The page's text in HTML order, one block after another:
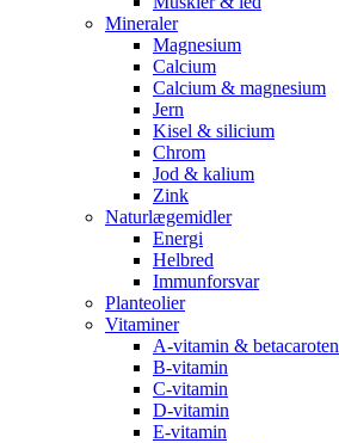
Mineraler
Magnesium
Calcium
Calcium & magnesium
Jern
Kisel & silicium
Chrom
Jod & kalium
Zink
Naturlægemidler
Energi
Helbred
Immunforsvar
Planteolier
Vitaminer
A-vitamin & betacaroten
B-vitamin
C-vitamin
D-vitamin
E-vitamin